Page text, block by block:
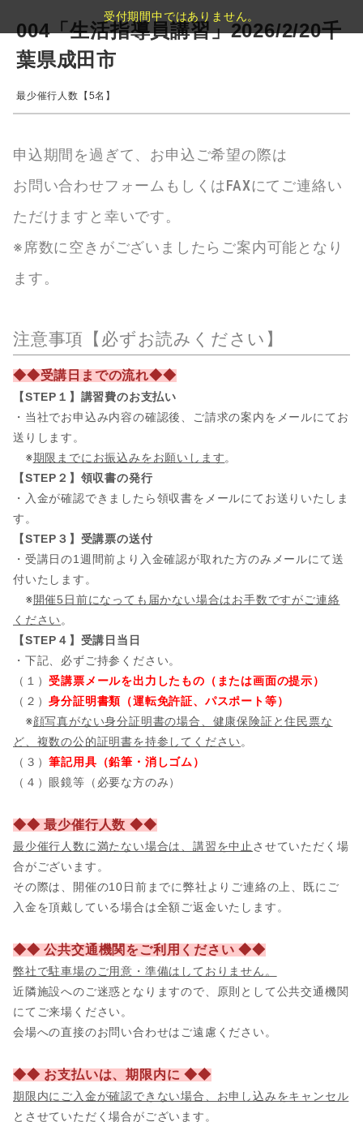
004「生活指導員講習」2026/2/20千
葉県成田市
最少催行人数【5名】
申込期間を過ぎて、お申込ご希望の際は
お問い合わせフォームもしくはFAXにてご連絡い
ただけますと幸いです。
※席数に空きがございましたらご案内可能となり
ます。
注意事項【必ずお読みください】
◆◆受講日までの流れ◆◆
【STEP１】講習費のお支払い
・当社でお申込み内容の確認後、ご請求の案内をメールにてお
送りします。
※期限までにお振込みをお願いします。
【STEP２】領収書の発行
・入金が確認できましたら領収書をメールにてお送りいたしま
す。
【STEP３】受講票の送付
・受講日の1週間前より入金確認が取れた方のみメールにて送
付いたします。
※開催5日前になっても届かない場合はお手数ですがご連絡
ください 。
【STEP４】受講日当日
・下記、必ずご持参ください。
（１）受講票メールを出力したもの（または画面の提示）
（２）身分証明書類（運転免許証、パスポート等）
※顔写真がない身分証明書の場合、健康保険証と住民票な
ど、複数の公的証明書を持参してください 。
（３）筆記用具（鉛筆・消しゴム）
（４）眼鏡等（必要な方のみ）
◆◆ 最少催行人数 ◆◆
最少催行人数に満たない場合は、講習を中止 させていただく場
合がございます。
その際は、開催の10日前までに弊社よりご連絡の上、既にご
入金を頂戴している場合は全額ご返金いたします。
◆◆ 公共交通機関をご利用ください ◆◆
弊社で駐車場のご用意・準備はしておりません。
近隣施設へのご迷惑となりますので、原則として公共交通機関
にてご来場ください。
会場への直接のお問い合わせはご遠慮ください。
◆◆ お支払いは、期限内に ◆◆
期限内にご入金が確認できない場合、お申し込みをキャンセル
とさせていただく場合がございます。
受付期間中ではありません。